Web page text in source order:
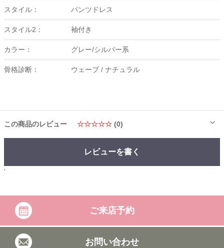
スタイル： パンツドレス
スタイル2： 袖付き
カラー： グレー/シルバー系
骨格診断： ウェーブ / ナチュラル
この商品のレビュー ☆☆☆☆☆ (0)
レビューを書く
'
ご来店予約
お問い合わせ